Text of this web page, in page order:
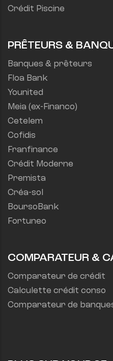
Crédit Piscine
PRÊTEURS &
Banques & prêteurs
Floa Bank
Younited
Meia (ex-Financo)
Cetelem
Cofidis
Franfinance
Crédit Moderne
Premista
Créa-sol
BoursoBank
Fortuneo
COMPARATEUR &
Comparateur de crédit
Calculette crédit conso
Comparateur de